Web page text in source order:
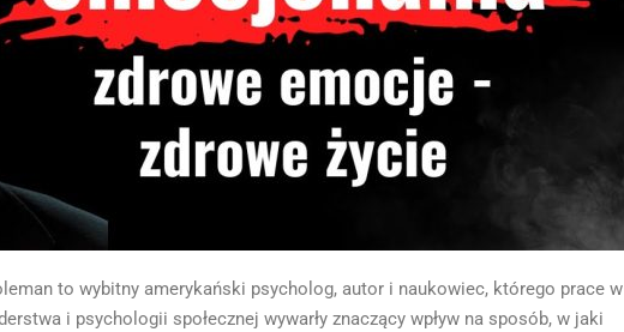
to wybitny amerykański psycholog, autor i naukowiec, którego prace w
i psychologii społecznej wywarły znaczący wpływ na sposób, w jaki